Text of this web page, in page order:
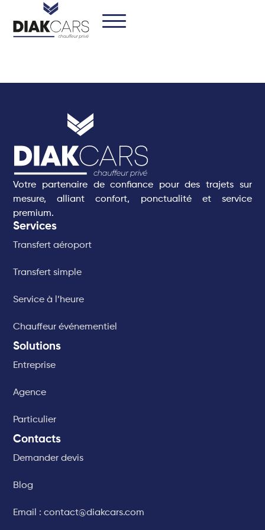
Votre partenaire de confiance pour des trajets sur
mesure, alliant confort, ponctualité et service
premium.
Services
Transfert aéroport
Transfert simple
Service à l’heure
Chauffeur événementiel
Solutions
Entreprise
Agence
Particulier
Contacts
Demander devis
Blog
Email : contact@diakcars.com